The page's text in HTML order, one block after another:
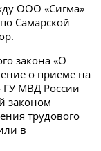
ООО «Сигма»
Самарской
закона «О
о приеме на
ГУ МВД России
законом
трудового
в